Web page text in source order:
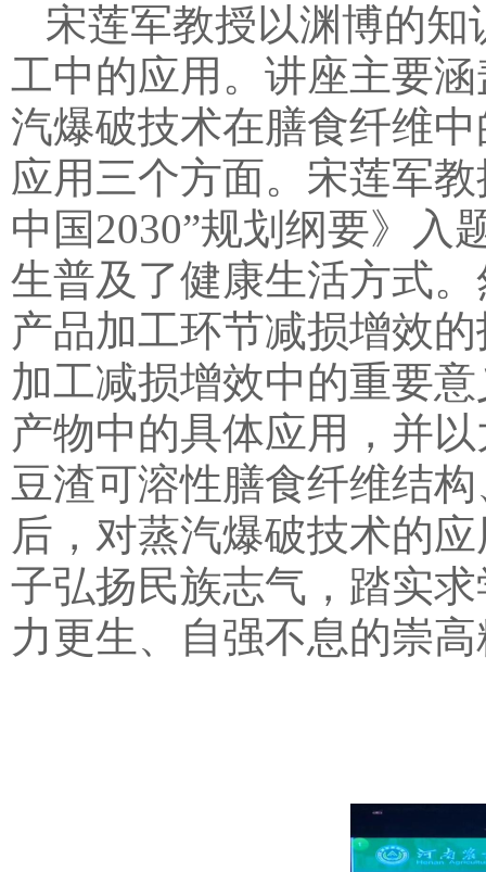
宋莲军教授以渊博的
工中的应用。讲座主要
汽爆破技术在膳食纤维
应用三个方面。宋莲军
中国2030”规划纲要》入
生普及了健康生活方式
产品加工环节减损增效
加工减损增效中的重要
产物中的具体应用，并
豆渣可溶性膳食纤维结
后，对蒸汽爆破技术的
子弘扬民族志气，踏实
力更生、自强不息的崇